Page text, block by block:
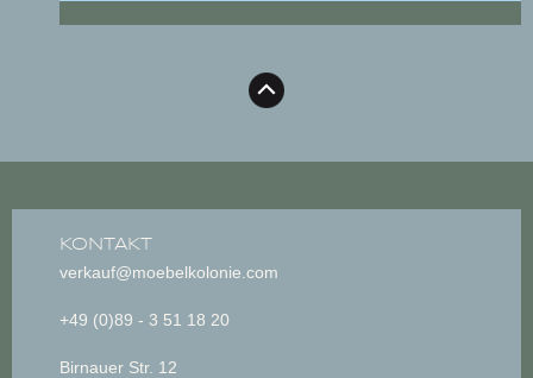
KONTAKT
verkauf@moebelkolonie.com
+49 (0)89 - 3 51 18 20
Birnauer Str. 12